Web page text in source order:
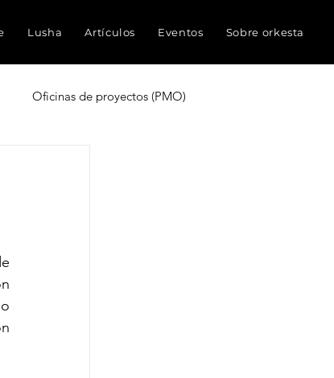
Lusha Artículos Eventos Sobre orkesta
Oficinas de proyectos (PMO)
sociales